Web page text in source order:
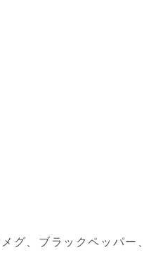
グ、ブラックペッパー、